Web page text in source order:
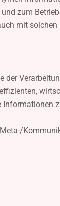
zum
mit
der